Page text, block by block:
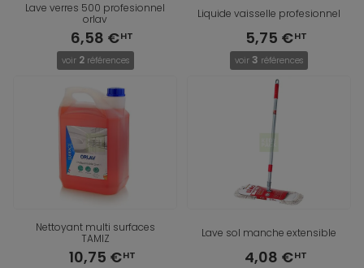
Lave verres 500 profesionnel
orlav
6,58 €
voir 2 références
Liquide vaisselle profesionnel
5,75 €
voir 3 références
Nettoyant multi surfaces
TAMIZ
10,75 €
Lave sol manche extensible
4,08 €